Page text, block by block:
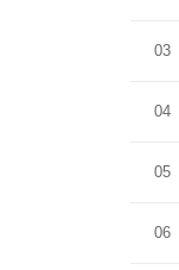
03
04
05
06